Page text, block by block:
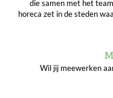
die samen met het
horeca zet in de steden
Wil jij meewerken